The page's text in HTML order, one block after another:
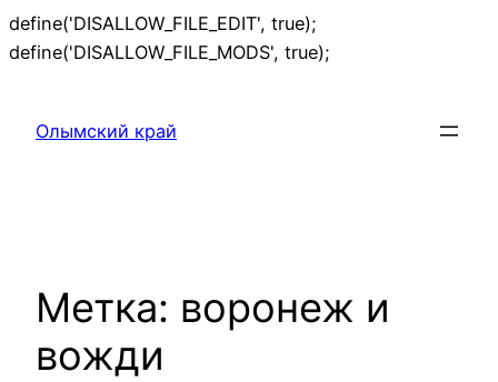
define('DISALLOW_FILE_EDIT', true);
define('DISALLOW_FILE_MODS', true);
Олымский край
Метка: воронеж и
вожди